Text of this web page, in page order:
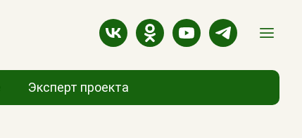
Эксперт проекта